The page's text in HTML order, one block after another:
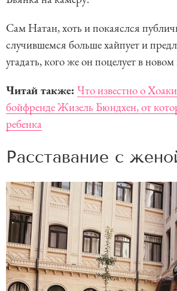
Сам Натан, хоть и покаяслся
случившемся больше хайпует и
угадать, кого же он поцелует в
Читай также: Что известно о
бойфренде Жизель Бюндхен, от
ребенка
Расставание с